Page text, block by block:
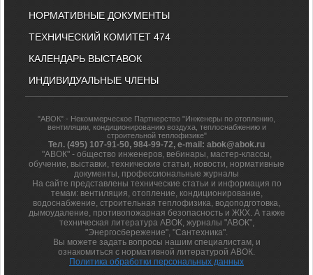
НОРМАТИВНЫЕ ДОКУМЕНТЫ
ТЕХНИЧЕСКИЙ КОМИТЕТ 474
КАЛЕНДАРЬ ВЫСТАВОК
ИНДИВИДУАЛЬНЫЕ ЧЛЕНЫ
"АВОК" - Некоммерческое Партнерство "Инженеры по отоплению,
вентиляции, кондиционированию воздуха, теплоснабжению и
строительной теплофизике"
Тел. (495) 107-91-50, 984-99-72, e-mail: abok@abok.ru
"АВОК" - общество инженеров, вебинары, мастер-классы,
обучение, выставки, технические статьи, новости, нормативные
документы, профессиональные журналы
На сайте представлены технические статьи и информация по
темам: вентиляция, отопление, кондиционирование,
водоснабжение, строительная теплофизика, водоподготовка,
дымоудаление, противопожарная безопасность и ЖКХ. А также
техническая литература АВОК, журналы "АВОК",
"Энергосбережение", "Сантехника".
Вы можете задать вопросы нашим специалистам, и
ознакомиться с нормативной литературой АВОК.
Политика обработки персональных данных